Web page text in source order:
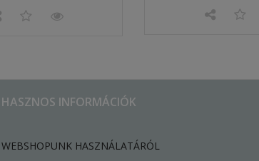
HASZNOS INFORMÁCIÓK
WEBSHOPUNK HASZNÁLATÁRÓL